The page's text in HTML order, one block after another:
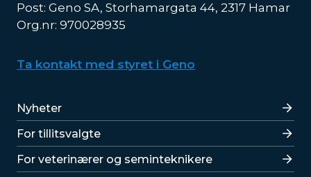
Post: Geno SA, Storhamargata 44, 2317 Hamar
Org.nr: 970028935
Ta kontakt med styret i Geno
Lenker
Nyheter
For tillitsvalgte
For veterinærer og seminteknikere